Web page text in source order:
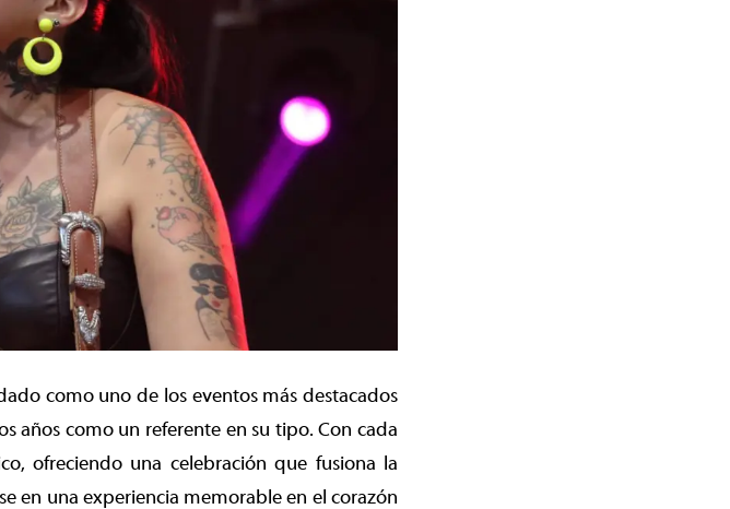
como uno de los eventos más destacados
años como un referente en su tipo. Con cada
ofreciendo una celebración que fusiona la
en una experiencia memorable en el corazón